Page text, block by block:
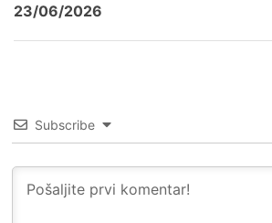
23/06/2026
Subscribe